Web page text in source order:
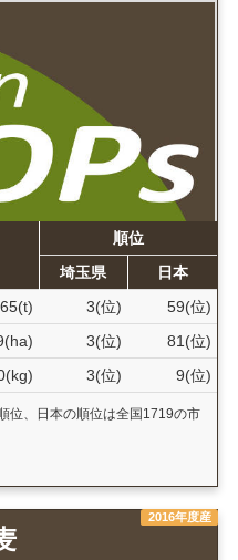
順位
埼玉県
日本
3(位)
59(位)
3(位)
81(位)
3(位) 9(位)
位、日本の順位は全国1719の市
2016年度産